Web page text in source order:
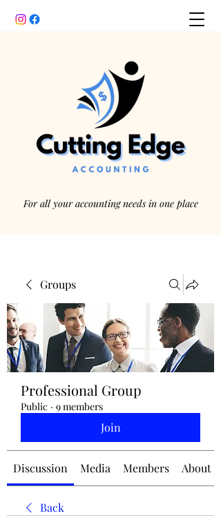
For all your accounting needs in one place
jennifermcchesney@yahoo.com
(604) 445-2082
Groups
Professional Group
Public · 9 members
Join
Discussion Media Members About
Back